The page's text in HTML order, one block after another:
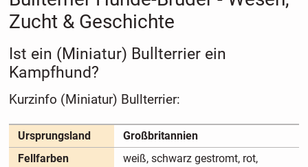
Zucht & Geschichte
Ist ein (Miniatur) Bullterrier ein
Kampfhund?
Kurzinfo (Miniatur) Bullterrier:
Ursprungsland
Großbritannien
Fellfarben
weiß, schwarz gestromt, rot,